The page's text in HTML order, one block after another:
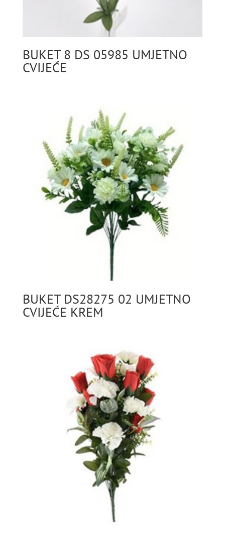
BUKET 8 DS 05985 UMJETNO
CVIJEĆE
BUKET DS28275 02 UMJETNO
CVIJEĆE KREM